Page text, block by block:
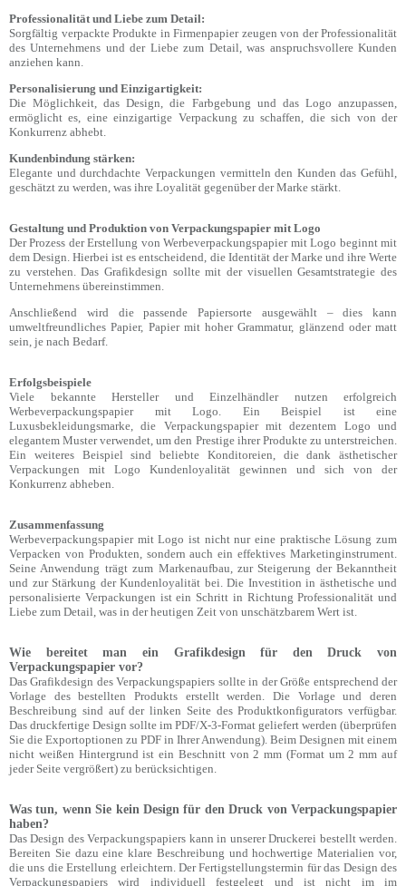
Professionalität und Liebe zum Detail:
Sorgfältig verpackte Produkte in Firmenpapier zeugen von der Professionalität
des Unternehmens und der Liebe zum Detail, was anspruchsvollere Kunden
anziehen kann.
Personalisierung und Einzigartigkeit:
Die Möglichkeit, das Design, die Farbgebung und das Logo anzupassen,
ermöglicht es, eine einzigartige Verpackung zu schaffen, die sich von der
Konkurrenz abhebt.
Kundenbindung stärken:
Elegante und durchdachte Verpackungen vermitteln den Kunden das Gefühl,
geschätzt zu werden, was ihre Loyalität gegenüber der Marke stärkt.
Gestaltung und Produktion von Verpackungspapier mit Logo
Der Prozess der Erstellung von Werbeverpackungspapier mit Logo beginnt mit
dem Design. Hierbei ist es entscheidend, die Identität der Marke und ihre Werte
zu verstehen. Das Grafikdesign sollte mit der visuellen Gesamtstrategie des
Unternehmens übereinstimmen.
Anschließend wird die passende Papiersorte ausgewählt – dies kann
umweltfreundliches Papier, Papier mit hoher Grammatur, glänzend oder matt
sein, je nach Bedarf.
Erfolgsbeispiele
Viele bekannte Hersteller und Einzelhändler nutzen erfolgreich
Werbeverpackungspapier mit Logo. Ein Beispiel ist eine
Luxusbekleidungsmarke, die Verpackungspapier mit dezentem Logo und
elegantem Muster verwendet, um den Prestige ihrer Produkte zu unterstreichen.
Ein weiteres Beispiel sind beliebte Konditoreien, die dank ästhetischer
Verpackungen mit Logo Kundenloyalität gewinnen und sich von der
Konkurrenz abheben.
Zusammenfassung
Werbeverpackungspapier mit Logo ist nicht nur eine praktische Lösung zum
Verpacken von Produkten, sondern auch ein effektives Marketinginstrument.
Seine Anwendung trägt zum Markenaufbau, zur Steigerung der Bekanntheit
und zur Stärkung der Kundenloyalität bei. Die Investition in ästhetische und
personalisierte Verpackungen ist ein Schritt in Richtung Professionalität und
Liebe zum Detail, was in der heutigen Zeit von unschätzbarem Wert ist.
Wie bereitet man ein Grafikdesign für den Druck von
Verpackungspapier vor?
Das Grafikdesign des Verpackungspapiers sollte in der Größe entsprechend der
Vorlage des bestellten Produkts erstellt werden. Die Vorlage und deren
Beschreibung sind auf der linken Seite des Produktkonfigurators verfügbar.
Das druckfertige Design sollte im PDF/X-3-Format geliefert werden (überprüfen
Sie die Exportoptionen zu PDF in Ihrer Anwendung). Beim Designen mit einem
nicht weißen Hintergrund ist ein Beschnitt von 2 mm (Format um 2 mm auf
jeder Seite vergrößert) zu berücksichtigen.
Was tun, wenn Sie kein Design für den Druck von Verpackungspapier
haben?
Das Design des Verpackungspapiers kann in unserer Druckerei bestellt werden.
Bereiten Sie dazu eine klare Beschreibung und hochwertige Materialien vor,
die uns die Erstellung erleichtern. Der Fertigstellungstermin für das Design des
Verpackungspapiers wird individuell festgelegt und ist nicht im im